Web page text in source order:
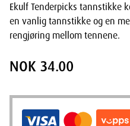
Ekulf Tenderpicks tannstikke
en vanlig tannstikke og en
rengjøring mellom tennene.
NOK 34.00